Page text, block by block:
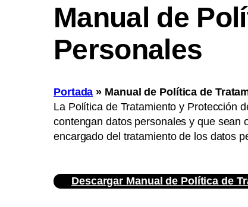
Manual de
Personales
Portada » Manual de Política de
La Política de Tratamiento y Protección
contengan datos personales y que sean
encargado del tratamiento de los datos
Descargar Manual de Política de